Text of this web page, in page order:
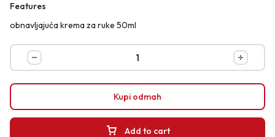
Features
obnavljajuća krema za ruke 50ml
Add to cart
Kupi odmah